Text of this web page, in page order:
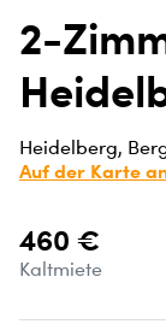
2-
Heidelberg,
Auf der Karte
460 €
Kaltmiete